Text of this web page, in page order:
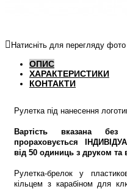
Натисніть для перегляду фото
ОПИС
ХАРАКТЕРИСТИКИ
КОНТАКТИ
Рулетка під нанесення
Вартість вказана
прораховується
від 50 одиниць з друком та
Рулетка-брелок у
кільцем з карабіном для